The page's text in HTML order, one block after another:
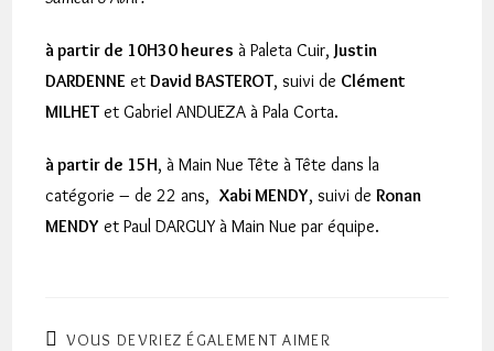
à partir de 10H30 heures à Paleta Cuir,Justin
DARDENNE etDavid BASTEROT, suivi de Clément
MILHET et Gabriel ANDUEZA à Pala Corta.
à partir de 15H, à Main Nue Tête à Tête dans la
catégorie – de 22 ans, Xabi MENDY, suivi deRonan
MENDY et Paul DARGUY à Main Nue par équipe.
VOUS DEVRIEZ ÉGALEMENT AIMER